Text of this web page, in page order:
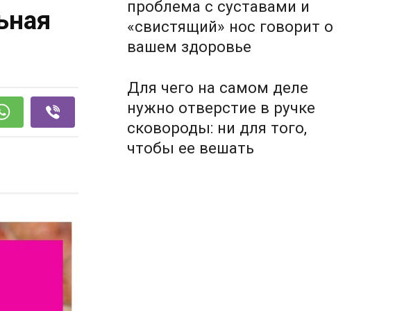
проблема с суставами и
«свистящий» нос говорит о
вашем здоровье
Для чего на самом деле
нужно отверстие в ручке
сковороды: ни для того,
чтобы ее вешать